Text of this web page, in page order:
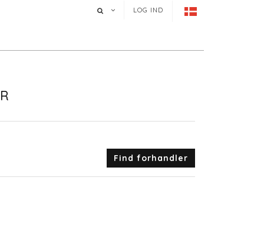
LOG IND
Find forhandler